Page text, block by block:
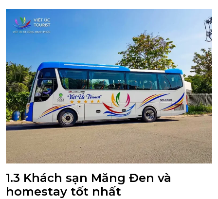
1.3 Khách sạn Măng Đen và
homestay tốt nhất